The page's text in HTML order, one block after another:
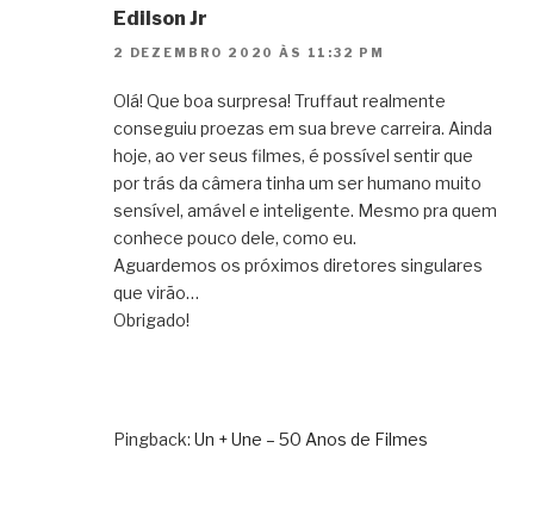
Edilson Jr
2 DEZEMBRO 2020 ÀS 11:32 PM
Olá! Que boa surpresa! Truffaut realmente
conseguiu proezas em sua breve carreira. Ainda
hoje, ao ver seus filmes, é possível sentir que
por trás da câmera tinha um ser humano muito
sensível, amável e inteligente. Mesmo pra quem
conhece pouco dele, como eu.
Aguardemos os próximos diretores singulares
que virão…
Obrigado!
Pingback: Un + Une – 50 Anos de Filmes